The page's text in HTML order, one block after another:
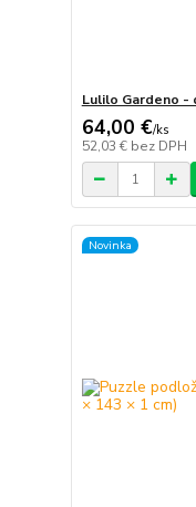
Lulilo Gardeno -
64,00 €/ks
52,03 € bez DPH
Novinka